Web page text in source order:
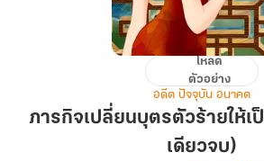
ภารกิจ
บุตร
โหลด
ตัวอย่าง
อดีต ปัจจุบัน อนาคต
ภารกิจเปลี่ยนบุตรตัวร้ายให้เ
เดียวจบ)